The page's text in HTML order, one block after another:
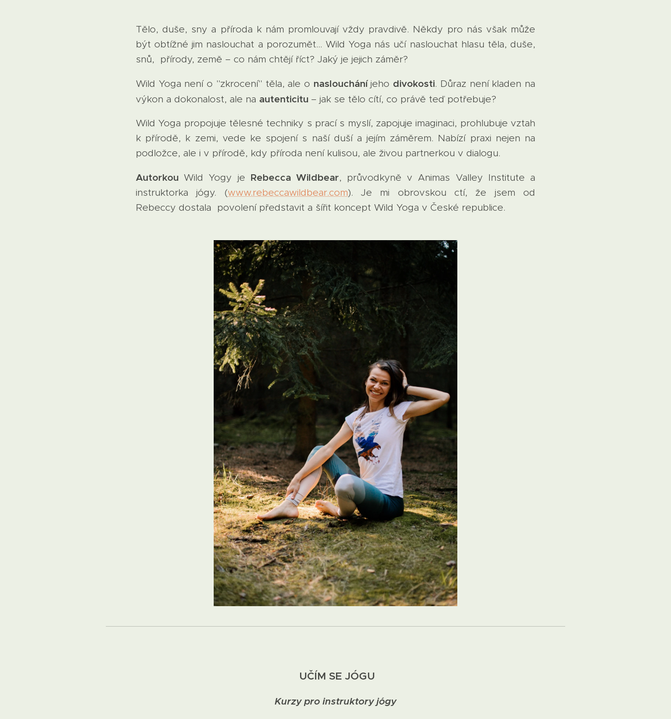
Tělo, duše, sny a příroda k nám promlouvají vždy pravdivě. Někdy pro nás však může
být obtížné jim naslouchat a porozumět... Wild Yoga nás učí naslouchat hlasu těla, duše,
snů, přírody, země – co nám chtějí říct? Jaký je jejich záměr?
Wild Yoga není o "zkrocení" těla, ale o nasloucháníjeho divokosti. Důraz není kladen na
výkon a dokonalost, ale na autenticitu – jak se tělo cítí, co právě teď potřebuje?
Wild Yoga propojuje tělesné techniky s prací s myslí, zapojuje imaginaci, prohlubuje vztah
k přírodě, k zemi, vede ke spojení s naší duší a jejím záměrem. Nabízí praxi nejen na
podložce, ale i v přírodě, kdy příroda není kulisou, ale živou partnerkou v dialogu.
Autorkou Wild Yogy je Rebecca Wildbear, průvodkyně v Animas Valley Institute a
instruktorka jógy. (www.rebeccawildbear.com). Je mi obrovskou ctí, že jsem od
Rebeccy dostala povolení představit a šířit koncept Wild Yoga v České republice.
UČÍM SE JÓGU
Kurzy pro instruktory jógy